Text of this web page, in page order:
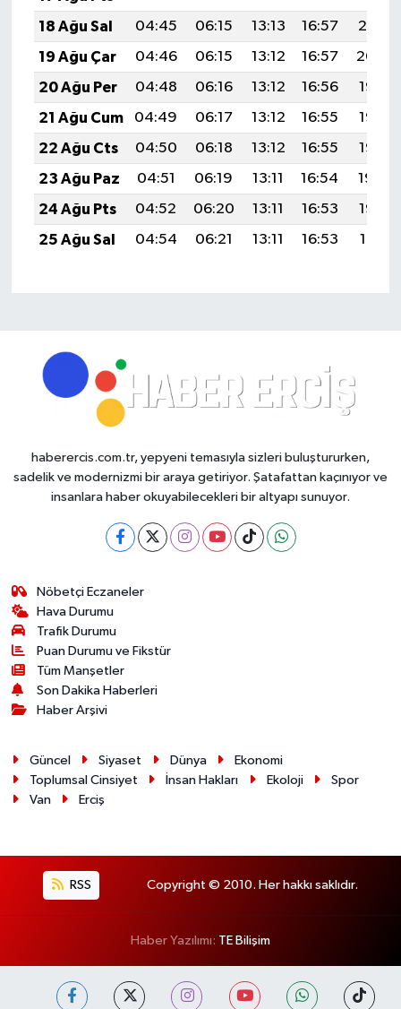
18 Ağu Sal
04:45 06:15 13:13 16:57
20:01
19 Ağu Çar
04:46 06:15 13:12 16:57
20:00
20 Ağu Per
04:48 06:16 13:12 16:56
19:58
21 Ağu Cum
04:49 06:17 13:12 16:55
19:57
22 Ağu Cts
04:50 06:18 13:12 16:55
19:56
23 Ağu Paz
04:51 06:19 13:11 16:54
19:54
24 Ağu Pts
04:52 06:20 13:11 16:53
19:53
25 Ağu Sal
04:54 06:21 13:11 16:53 19:51
haberercis.com.tr, yepyeni temasıyla sizleri buluştururken,
sadelik ve modernizmi bir araya getiriyor. Şatafattan kaçınıyor ve
insanlara haber okuyabilecekleri bir altyapı sunuyor.
Nöbetçi Eczaneler
Hava Durumu
Trafik Durumu
Puan Durumu ve Fikstür
Tüm Manşetler
Son Dakika Haberleri
Haber Arşivi
Güncel Siyaset Dünya
Ekonomi
Toplumsal Cinsiyet
İnsan Hakları Ekoloji
Spor
Van
Erciş
RSS Copyright © 2010. Her hakkı saklıdır.
Haber Yazılımı: TE Bilişim